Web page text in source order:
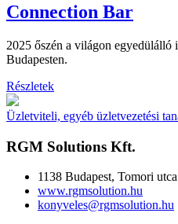
Connection Bar
2025 őszén a világon
Budapesten.
Részletek
Üzletviteli, egyéb üzletvezetési
RGM Solutions Kft.
1138 Budapest, Tomori
www.rgmsolution.hu
konyveles@rgmsolution.hu